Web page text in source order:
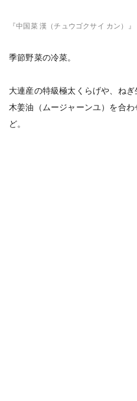
『中国菜 漢（チュウゴクサイ カン）
季節野菜の冷菜。
大連産の特級極太くらげや、ね
木姜油（ムージャーンユ）を合
ど。